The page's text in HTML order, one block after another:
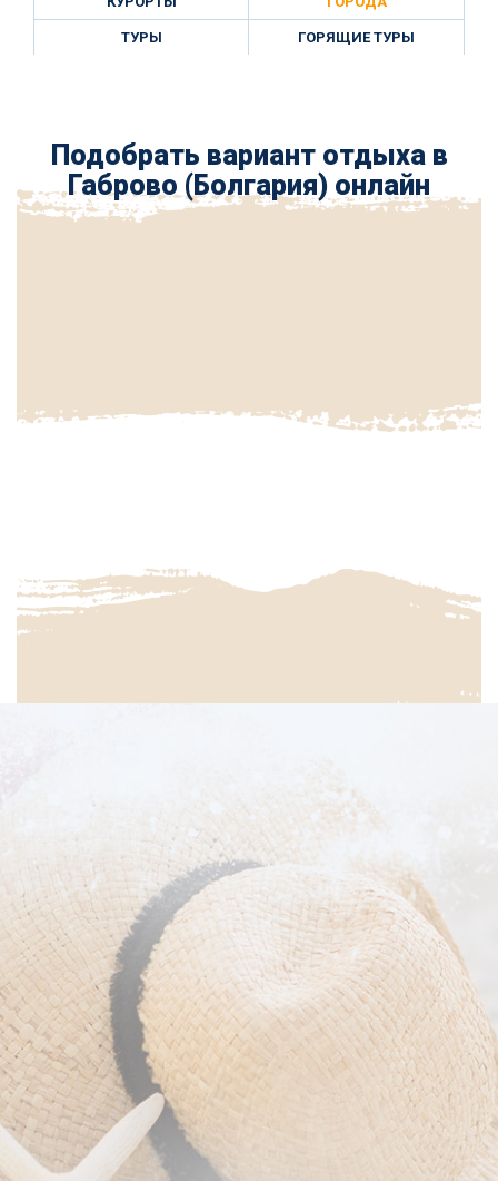
ТУРЫ ГОРЯЩИЕ ТУРЫ
Подобрать вариант отдыха в
Габрово (Болгария) онлайн